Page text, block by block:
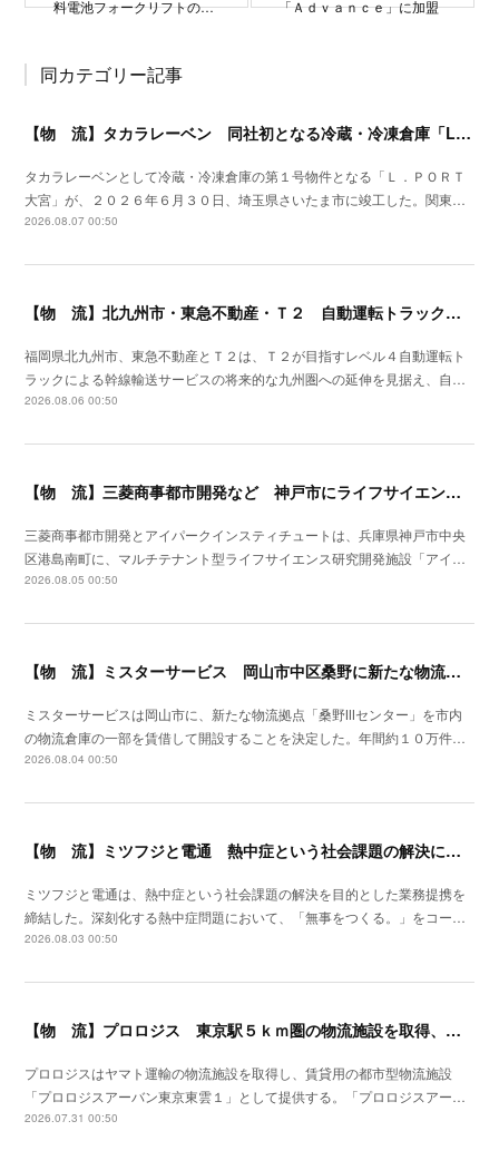
料電池フォークリフトの…
「Ａｄｖａｎｃｅ」に加盟
同カテゴリー記事
【物 流】タカラレーベン 同社初となる冷蔵・冷凍倉庫「L.PORT大宮」竣工
タカラレーベンとして冷蔵・冷凍倉庫の第１号物件となる「Ｌ．ＰＯＲＴ
大宮」が、２０２６年６月３０日、埼玉県さいたま市に竣工した。関東…
2026.08.07 00:50
【物 流】北九州市・東急不動産・Ｔ２ 自動運転トラック拠点整備に向け官民連携
福岡県北九州市、東急不動産とＴ２は、Ｔ２が目指すレベル４自動運転ト
ラックによる幹線輸送サービスの将来的な九州圏への延伸を見据え、自…
2026.08.06 00:50
【物 流】三菱商事都市開発など 神戸市にライフサイエンス研究開発施設を着工
三菱商事都市開発とアイパークインスティチュートは、兵庫県神戸市中央
区港島南町に、マルチテナント型ライフサイエンス研究開発施設「アイ…
2026.08.05 00:50
【物 流】ミスターサービス 岡山市中区桑野に新たな物流拠点を増設
ミスターサービスは岡山市に、新たな物流拠点「桑野Ⅲセンター」を市内
の物流倉庫の一部を賃借して開設することを決定した。年間約１０万件…
2026.08.04 00:50
【物 流】ミツフジと電通 熱中症という社会課題の解決に向け業務提携
ミツフジと電通は、熱中症という社会課題の解決を目的とした業務提携を
締結した。深刻化する熱中症問題において、「無事をつくる。」をコー…
2026.08.03 00:50
【物 流】プロロジス 東京駅５ｋｍ圏の物流施設を取得、２７年４月提供開始
プロロジスはヤマト運輸の物流施設を取得し、賃貸用の都市型物流施設
「プロロジスアーバン東京東雲１」として提供する。「プロロジスアー…
2026.07.31 00:50